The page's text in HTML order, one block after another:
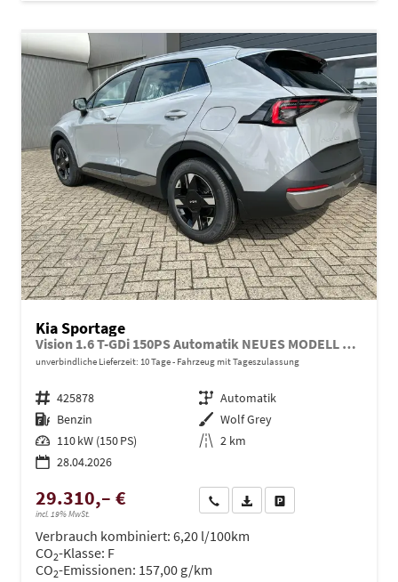
Kia Sportage
Vision 1.6 T-GDi 150PS Automatik NEUES MODELL MY26 FACELIFT Sitzheizung Lenkradheizung Klimaautomatik Navi Bluetooth Touchscreen Apple CarPlay Android Auto PDC v+h 17"LM Rückf.Kamera ACC 2x Keyless
unverbindliche Lieferzeit: 10 Tage Fahrzeug mit Tageszulassung
Fahrzeugnr. 425878 Getriebe Automatik
Kraftstoff Benzin Außenfarbe Wolf Grey
Leistung 110 kW (150 PS) Kilometerstand 2 km
28.04.2026
29.310,– €
incl. 19% MwSt.
Wir rufen Sie anPDF-Datei, Fahrzeugexposé
Verbrauch kombiniert: 6,20 l/100km
CO2-Klasse: F
CO2-Emissionen: 157,00 g/km